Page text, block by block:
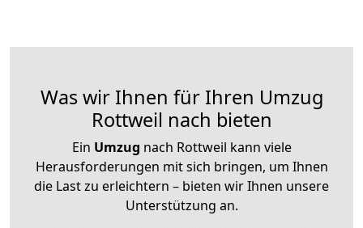
Was wir Ihnen für Ihren Umzug
Rottweil nach bieten
Ein Umzug nach Rottweil kann viele
Herausforderungen mit sich bringen, um Ihnen
die Last zu erleichtern – bieten wir Ihnen unsere
Unterstützung an.